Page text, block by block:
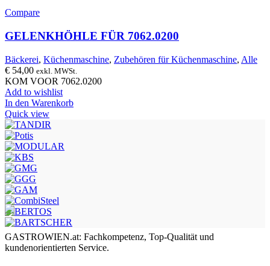
Compare
GELENKHÖHLE FÜR 7062.0200
Bäckerei, Küchenmaschine, Zubehören für Küchenmaschine, Alle
€ 54,00 exkl. MWSt.
KOM VOOR 7062.0200
Add to wishlist
In den Warenkorb
Quick view
GASTROWIEN.at: Fachkompetenz, Top-Qualität und
kundenorientierten Service.